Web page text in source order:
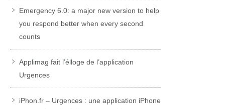
Emergency 6.0: a major new version to help
you respond better when every second
counts
Applimag fait l’élloge de l’application
Urgences
iPhon.fr – Urgences : une application iPhone